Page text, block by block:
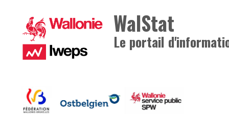
WalStat
Le portail